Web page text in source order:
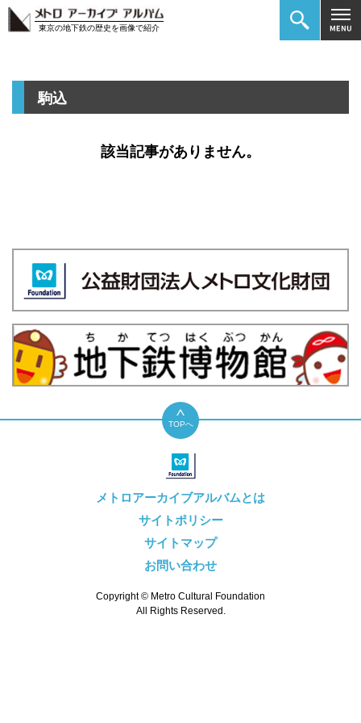
東京の地下鉄の歴史を画像で紹介
駒込
該当記事がありません。
TOPへ
メトロアーカイブアルバムとは
サイトポリシー
サイトマップ
お問い合わせ
Copyright © Metro Cultural Foundation
All Rights Reserved.